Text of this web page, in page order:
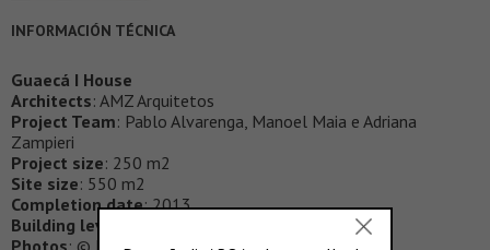
INFORMACIÓN TÉCNICA
Guaecá I House
Architects: AMZ Arquitetos
Project Team: Pablo Alvarenga, Manoel Maia e Adriana
Zampieri
Project size: 250 m2
Site size: 550 m2
Completion date: 2013
Building levels